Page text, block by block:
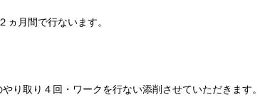
ヵ月間で行ないます。
り取り４回・ワークを行ない添削させていただきます。